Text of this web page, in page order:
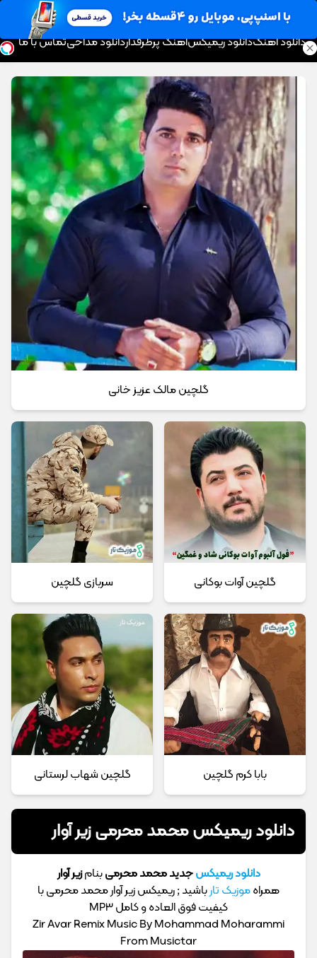
موزیک تار
دانلود آهنگدانلود ریمیکسآهنگ پرطرفداردانلود مداحیتماس با ما
گلچین مالک عزیز خانی
گلچین آوات بوکانی سربازی گلچین
بابا کرم گلچین گلچین شهاب لرستانی
دانلود ریمیکس محمد محرمی زیر آوار
دانلود ریمیکسجدید محمد محرمیبنامزیر آوار
همراهموزیک تارباشید ; ریمیکس زیر آوار محمد محرمی با
کیفیت فوق العاده و کامل MP3
Zir Avar Remix Music By Mohammad Moharammi
From Musictar